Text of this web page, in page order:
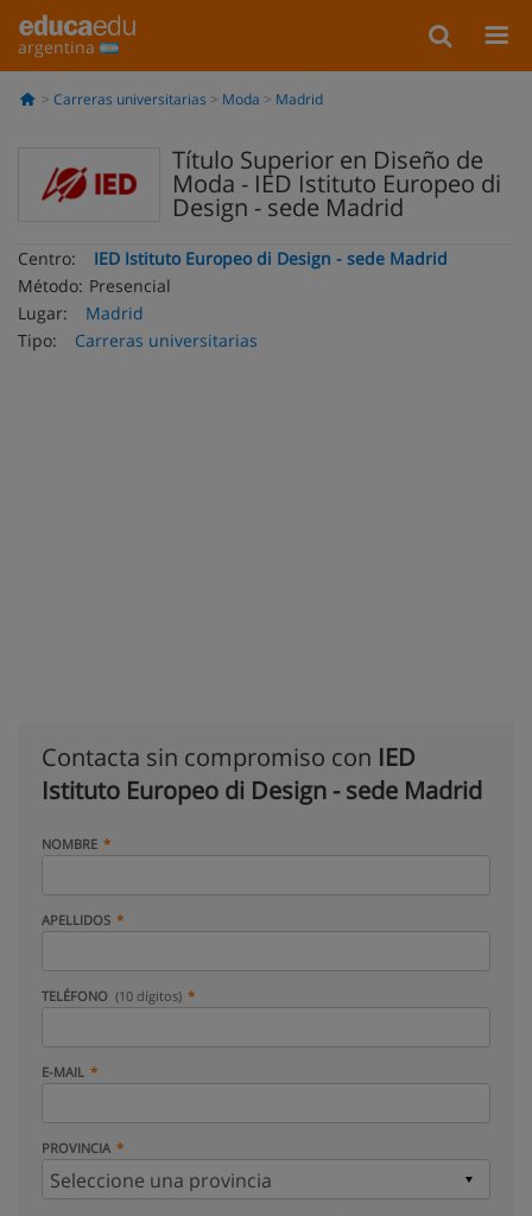
argentina
Carreras universitarias Moda Madrid
Título Superior en Diseño de
Moda - IED Istituto Europeo di
Design - sede Madrid
Centro:
IED Istituto Europeo di Design - sede Madrid
Método: Presencial
Lugar:
Madrid
Tipo:
Carreras universitarias
Contacta sin compromiso con IED
Istituto Europeo di Design - sede Madrid
NOMBRE
APELLIDOS
TELÉFONO (10 dígitos)
E-MAIL
PROVINCIA